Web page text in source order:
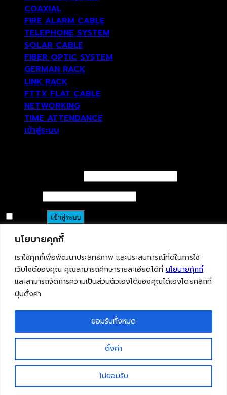
นโยบายคุกกี้
เราใช้คุกกี้เพื่อพัฒนาประสิทธิภาพ และประสบการณ์ที่ดีในการใช้
เว็บไซต์ของคุณ คุณสามารถศึกษารายละเอียดได้ที่ นโยบายคุ้กกี้
และสามารถจัดการความเป็นส่วนตัวเองได้ของคุณได้เองโดยคลิกที่
ปุ่มตั้งค่า
ตั้งค่า
ไม่ยอมรับ
ยอมรับทั้งหมด
COAXIAL
FIRE ALARM CABLE
TELEPHONE SYSTEM
SOLAR CABLE
FIBER OPTIC SYSTEM
GERMAN RACK
LINK RACK
FTTX FLAT CABLE
NETWORKING
TIME ATTENDANCE
เข้าสู่ระบบ
เข้าสู่ระบบ
ลืมรหัสผ่านของคุณ?